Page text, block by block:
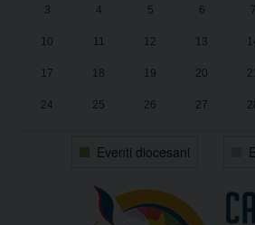
3 4 5 6 7
10 11 12 13
17 18 19 20
24 25 26 27
Eventi diocesani